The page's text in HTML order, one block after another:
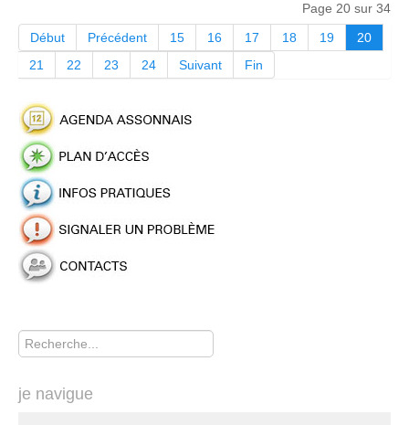
Page 20 sur 34
Début
Précédent 15 16 17 18 19
20
21
22 23 24 Suivant Fin
Rechercher
je navigue